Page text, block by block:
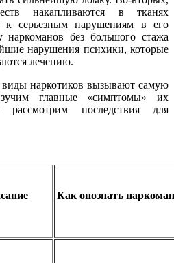
накапливаются в тканях
к серьезным нарушениям в его
наркоманов без большого стажа
нарушения психики, которые
лечению.
виды наркотиков вызывают самую
главные «симптомы» их
последствия для
Как опознать